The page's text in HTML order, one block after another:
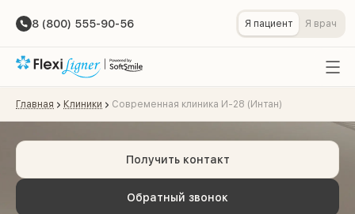
8 (800) 555-90-56 Я пациент Я врач
Главная Клиники Современная клиника И-28 (Интан)
Обратный звонок
Получить контакт